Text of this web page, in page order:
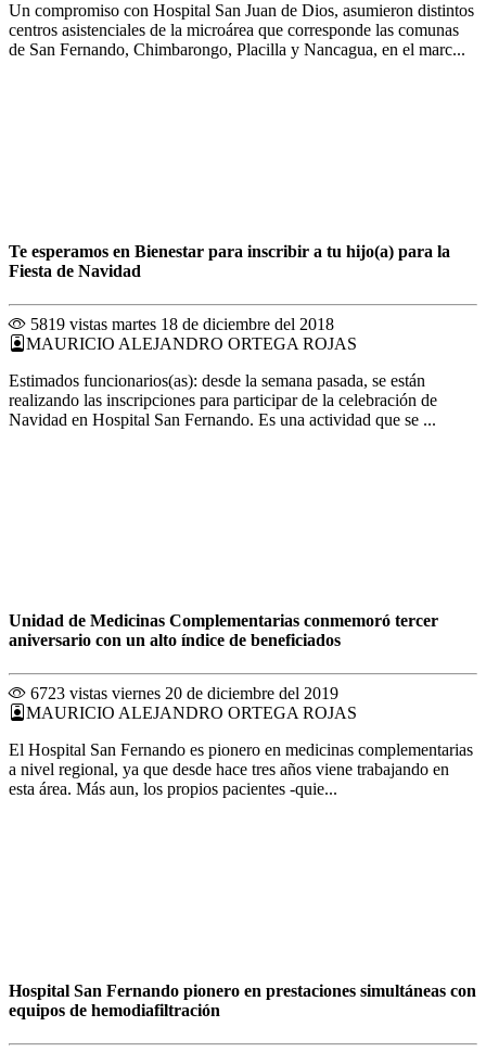
Un compromiso con Hospital San Juan de Dios, asumieron distintos
centros asistenciales de la microárea que corresponde las comunas
de San Fernando, Chimbarongo, Placilla y Nancagua, en el marc...
Te esperamos en Bienestar para inscribir a tu hijo(a) para la
Fiesta de Navidad
5819 vistas martes 18 de diciembre del 2018
MAURICIO ALEJANDRO ORTEGA ROJAS
Estimados funcionarios(as): desde la semana pasada, se están
realizando las inscripciones para participar de la celebración de
Navidad en Hospital San Fernando. Es una actividad que se ...
Unidad de Medicinas Complementarias conmemoró tercer
aniversario con un alto índice de beneficiados
6723 vistas viernes 20 de diciembre del 2019
MAURICIO ALEJANDRO ORTEGA ROJAS
El Hospital San Fernando es pionero en medicinas complementarias
a nivel regional, ya que desde hace tres años viene trabajando en
esta área. Más aun, los propios pacientes -quie...
Hospital San Fernando pionero en prestaciones simultáneas con
equipos de hemodiafiltración